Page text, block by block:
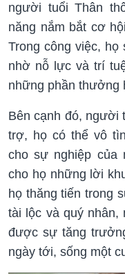
người tuổi Thân
năng nắm bắt cơ
Trong công việc,
nhờ nỗ lực và trí
những phần thưởng
Bên cạnh đó, người
trợ, họ có thể vô
cho sự nghiệp của
cho họ những lời
họ thăng tiến trong
tài lộc và quý nhân,
được sự tăng
ngày tới, sống một